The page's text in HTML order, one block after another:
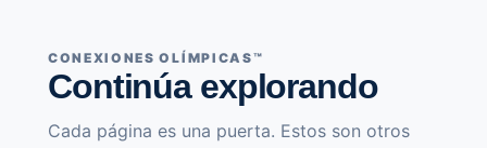
CONEXIONES OLÍMPICAS™
Continúa explorando
Cada página es una puerta. Estos son otros